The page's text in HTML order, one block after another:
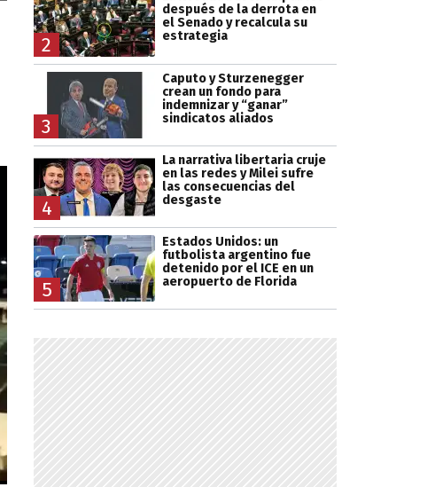
2
después de la derrota en
el Senado y recalcula su
estrategia
3
Caputo y Sturzenegger
crean un fondo para
indemnizar y “ganar”
sindicatos aliados
4
La narrativa libertaria cruje
en las redes y Milei sufre
las consecuencias del
desgaste
5
Estados Unidos: un
futbolista argentino fue
detenido por el ICE en un
aeropuerto de Florida